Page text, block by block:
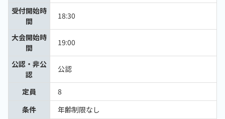
受付開始時
間
18:30
大会開始時
間
19:00
公認・非公
認
公認
定員
8
条件
年齢制限なし